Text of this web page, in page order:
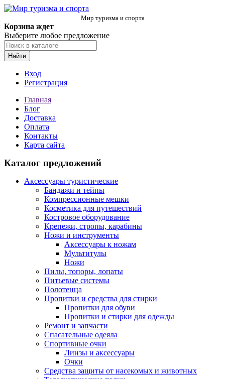
Мир туризма и спорта
Корзина ждет
Выберите любое предложение
Найти
Вход
Регистрация
Главная
Блог
Доставка
Оплата
Контакты
Карта сайта
Каталог предложений
Аксессуары туристические
Бандажи и тейпы
Компрессионные мешки
Косметика для путешествий
Костровое оборудование
Крепежи, стропы, карабины
Ножи и инструменты
Аксессуары к ножам
Мультитулы
Ножи
Пилы, топоры, лопаты
Питьевые системы
Полотенца
Пропитки и средства для стирки
Пропитки для обуви
Пропитки и стирки для одежды
Ремонт и запчасти
Спасательные одеяла
Спортивные очки
Линзы и аксессуары
Очки
Средства защиты от насекомых и животных